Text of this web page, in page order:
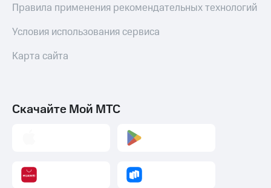
Правила применения рекомендательных технологий
Условия использования сервиса
Карта сайта
Скачайте Мой МТС